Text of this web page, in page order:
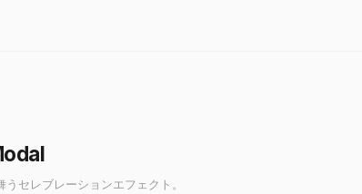
セレブレーションエフェクト。